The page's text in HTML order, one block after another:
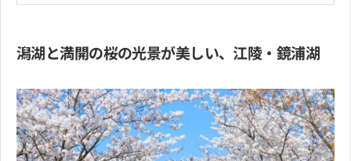
潟湖と満開の桜の光景が美しい、江陵・鏡浦湖